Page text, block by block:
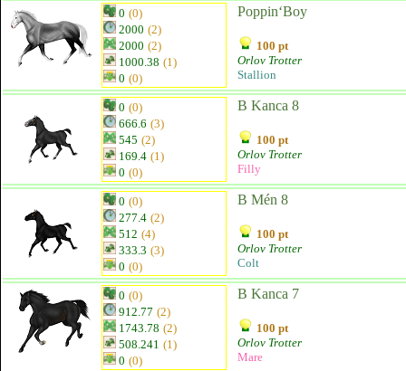
0 (0)
2000 (2)
2000 (2)
1000.38 (1)
0 (0)
Poppin‘Boy
100 pt
Orlov Trotter
Stallion
0 (0)
666.6 (3)
545 (2)
169.4 (1)
0 (0)
B Kanca 8
100 pt
Orlov Trotter
Filly
0 (0)
277.4 (2)
512 (4)
333.3 (3)
0 (0)
B Mén 8
100 pt
Orlov Trotter
Colt
0 (0)
912.77 (2)
1743.78 (2)
508.241 (1)
0 (0)
B Kanca 7
100 pt
Orlov Trotter
Mare